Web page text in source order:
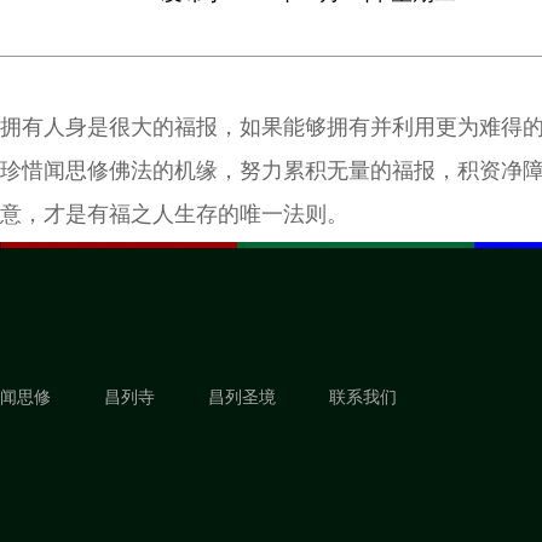
拥有人身是很大的福报，如果能够拥有并利用更为难得
珍惜闻思修佛法的机缘，努力累积无量的福报，积资净
意，才是有福之人生存的唯一法则。
闻思修 昌列寺 昌列圣境 联系我们